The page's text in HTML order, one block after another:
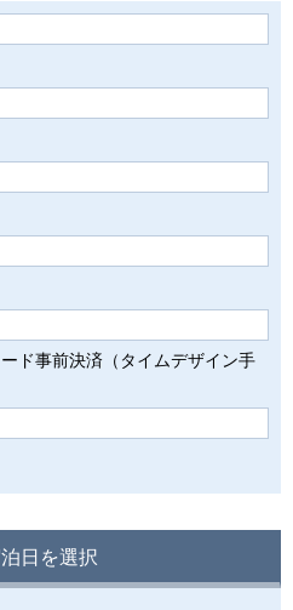
ド事前決済（タイムデザイン手
日を選択